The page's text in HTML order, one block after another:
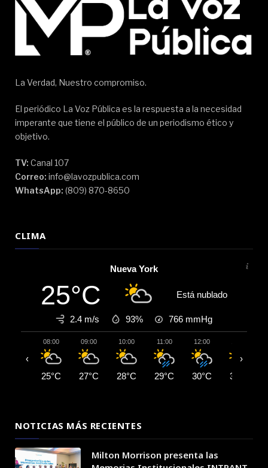
La Verdad, Nuestro compromiso.
El periódico La Voz Pública es la respuesta a la necesidad
imperante que tiene el público de un periodismo ético y
objetivo.
TV: Canal 107
Correo: info@lavozpublica.com
WhatsApp: (809) 870-8650
CLIMA
Nueva York
25°C Está nublado
2.4 m/s 93% 766 mmHg
08:00
25°C
09:00
27°C
10:00
28°C
11:00
29°C
12:00
30°C 31°C
‹ ›
NOTICIAS MÁS RECIENTES
Milton Morrison presenta las